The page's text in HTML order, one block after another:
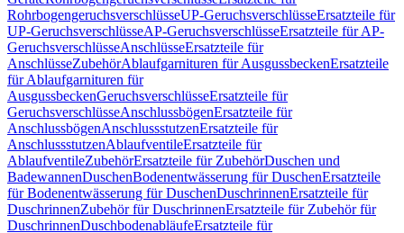
RohrbogengeruchsverschlüsseUP-GeruchsverschlüsseErsatzteile für
UP-GeruchsverschlüsseAP-GeruchsverschlüsseErsatzteile für AP-
GeruchsverschlüsseAnschlüsseErsatzteile für
AnschlüsseZubehörAblaufgarnituren für AusgussbeckenErsatzteile
für Ablaufgarnituren für
AusgussbeckenGeruchsverschlüsseErsatzteile für
GeruchsverschlüsseAnschlussbögenErsatzteile für
AnschlussbögenAnschlussstutzenErsatzteile für
AnschlussstutzenAblaufventileErsatzteile für
AblaufventileZubehörErsatzteile für ZubehörDuschen und
BadewannenDuschenBodenentwässerung für DuschenErsatzteile
für Bodenentwässerung für DuschenDuschrinnenErsatzteile für
DuschrinnenZubehör für DuschrinnenErsatzteile für Zubehör für
DuschrinnenDuschbodenabläufeErsatzteile für